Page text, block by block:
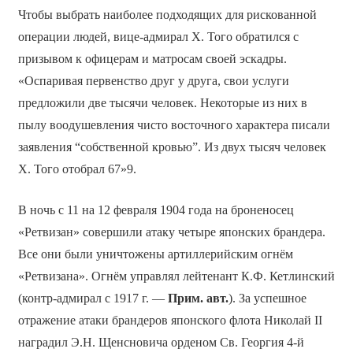
Чтобы выбрать наиболее подходящих для рискованной
операции людей, вице-адмирал Х. Того обратился с
призывом к офицерам и матросам своей эскадры.
«Оспаривая первенство друг у друга, свои услуги
предложили две тысячи человек. Некоторые из них в
пылу воодушевления чисто восточного характера писали
заявления “собственной кровью”. Из двух тысяч человек
Х. Того отобрал 67»9.
В ночь с 11 на 12 февраля 1904 года на броненосец
«Ретвизан» совершили атаку четыре японских брандера.
Все они были уничтожены артиллерийским огнём
«Ретвизана». Огнём управлял лейтенант К.Ф. Кетлинский
(контр-адмирал с 1917 г. — Прим. авт.). За успешное
отражение атаки брандеров японского флота Николай II
наградил Э.Н. Щенсновича орденом Св. Георгия 4-й